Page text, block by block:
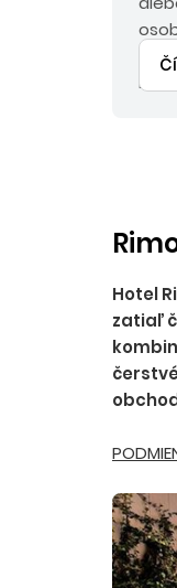
Eur.
Hotel
zatiaľ